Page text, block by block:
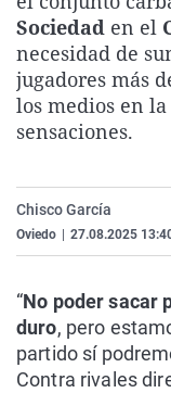
Sociedad en el
necesidad de
jugadores más
los medios en
sensaciones.
Chisco García
Oviedo 27.08.2025
“No poder sacar
duro, pero
partido sí
Contra rivales